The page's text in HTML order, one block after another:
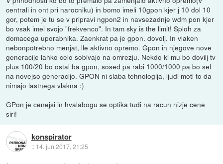
centrali in ont pri narocniku) in bomo imeli 10gpon kjer j 10 dol 10
gor, potem je tu se v pripravi ngpon2 in navsezadnje wdm pon kjer
bo vsak imel svojo "frekvenco". In tam sky is the limit! Sploh za
domacega uporabnika. Zaenkrat pa je gpon. dovolj. In vlaken
nebonpotrebno menjat, lle aktivno opremo. Gpon in njegove nove
generacije lahko celo sobivajo na omrezju. Nekdo ki mu bo dovilj tv
plus 100/20 bo ostal ba gpon, sosed pa rabi 1000/1000 pa bo sel
na novejso generacijo. GPON ni slaba tehnologija, ljudi moti to da
nimajo lastnega vlakna :)
GPon je cenejsi in hvalabogu se optika tudi na racun nizje cene
siri!
konspirator
:: 14. jun 2017, 21:25